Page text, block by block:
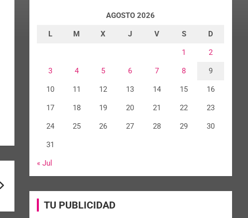
AGOSTO 2026
L M X J V S D
1 2
3 4 5 6 7 8 9
10 11 12 13 14 15 16
17 18 19 20 21 22 23
24 25 26 27 28 29 30
31
« Jul
TU PUBLICIDAD